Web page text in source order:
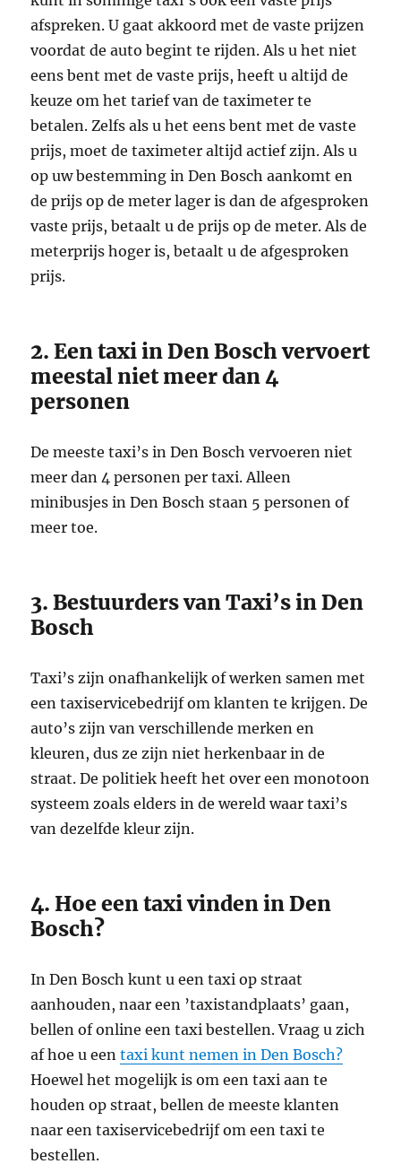
afspreken. U gaat akkoord met de vaste prijzen
voordat de auto begint te rijden. Als u het niet
eens bent met de vaste prijs, heeft u altijd de
keuze om het tarief van de taximeter te
betalen. Zelfs als u het eens bent met de vaste
prijs, moet de taximeter altijd actief zijn. Als u
op uw bestemming in Den Bosch aankomt en
de prijs op de meter lager is dan de afgesproken
vaste prijs, betaalt u de prijs op de meter. Als de
meterprijs hoger is, betaalt u de afgesproken
prijs.
2. Een taxi in Den Bosch vervoert
meestal niet meer dan 4
personen
De meeste taxi’s in Den Bosch vervoeren niet
meer dan 4 personen per taxi. Alleen
minibusjes in Den Bosch staan ​​5 personen of
meer toe.
3. Bestuurders van Taxi’s in Den
Bosch
Taxi’s zijn onafhankelijk of werken samen met
een taxiservicebedrijf om klanten te krijgen. De
auto’s zijn van verschillende merken en
kleuren, dus ze zijn niet herkenbaar in de
straat. De politiek heeft het over een monotoon
systeem zoals elders in de wereld waar taxi’s
van dezelfde kleur zijn.
4. Hoe een taxi vinden in Den
Bosch?
In Den Bosch kunt u een taxi op straat
aanhouden, naar een ’taxistandplaats’ gaan,
bellen of online een taxi bestellen. Vraag u zich
af hoe u eentaxi kunt nemen in Den Bosch?
Hoewel het mogelijk is om een ​​taxi aan te
houden op straat, bellen de meeste klanten
naar een taxiservicebedrijf om een ​​taxi te
bestellen.